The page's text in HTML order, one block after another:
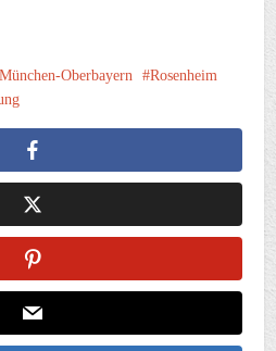
München-Oberbayern
Rosenheim